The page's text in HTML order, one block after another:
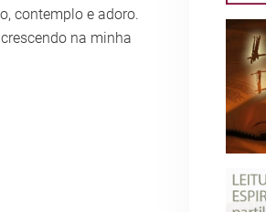
contemplo e adoro.
na minha